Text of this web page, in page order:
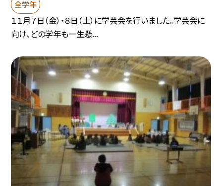
全学年
１１月７日（金）・８日（土）に学芸会を行いました。学芸会に
向け、どの学年も一生懸...